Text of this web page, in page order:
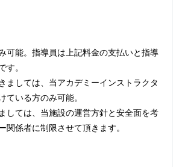
可能。指導員は上記料金の支払いと指導
す。
ましては、当アカデミーインストラクタ
ている方のみ可能。
しては、当施設の運営方針と安全面を考
関係者に制限させて頂きます。